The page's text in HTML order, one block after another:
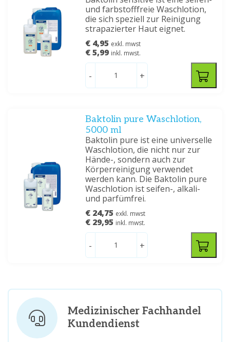
und farbstofffreie Waschlotion,
die sich speziell zur Reinigung
strapazierter Haut eignet.
€ 4,95 exkl. mwst
€ 5,99 inkl. mwst.
- +
Baktolin pure Waschlotion,
5000 ml
Baktolin pure ist eine universelle
Waschlotion, die nicht nur zur
Hände-, sondern auch zur
Körperreinigung verwendet
werden kann. Die Baktolin pure
Waschlotion ist seifen-, alkali-
und parfümfrei.
€ 24,75 exkl. mwst
€ 29,95 inkl. mwst.
- +
Medizinischer Fachhandel
Kundendienst